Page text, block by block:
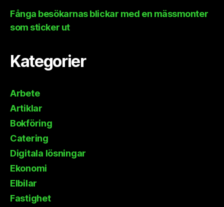
Fånga besökarnas blickar med en mässmonter
som sticker ut
Kategorier
Arbete
Artiklar
Bokföring
Catering
Digitala lösningar
Ekonomi
Elbilar
Fastighet